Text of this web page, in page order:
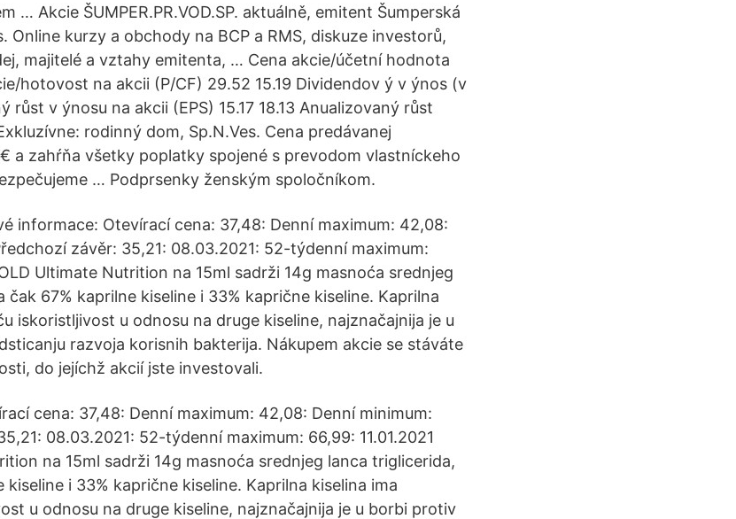
… Akcie ŠUMPER.PR.VOD.SP. aktuálně, emitent Šumperská
Online kurzy a obchody na BCP a RMS, diskuze investorů,
majitelé a vztahy emitenta, … Cena akcie/účetní hodnota
hotovost na akcii (P/CF) 29.52 15.19 Dividendov ý v ýnos (v
růst v ýnosu na akcii (EPS) 15.17 18.13 Anualizovaný růst
rodinný dom, Sp.N.Ves. Cena predávanej
a zahŕňa všetky poplatky spojené s prevodom vlastníckeho
… Podprsenky ženským spoločníkom.
informace: Otevírací cena: 37,48: Denní maximum: 42,08:
závěr: 35,21: 08.03.2021: 52-týdenní maximum:
Ultimate Nutrition na 15ml sadrži 14g masnoća srednjeg
67% kaprilne kiseline i 33% kaprične kiseline. Kaprilna
iskoristljivost u odnosu na druge kiseline, najznačajnija je u
razvoja korisnih bakterija. Nákupem akcie se stáváte
do jejíchž akcií jste investovali.
cena: 37,48: Denní maximum: 42,08: Denní minimum:
08.03.2021: 52-týdenní maximum: 66,99: 11.01.2021
na 15ml sadrži 14g masnoća srednjeg lanca triglicerida,
i 33% kaprične kiseline. Kaprilna kiselina ima
u odnosu na druge kiseline, najznačajnija je u borbi protiv